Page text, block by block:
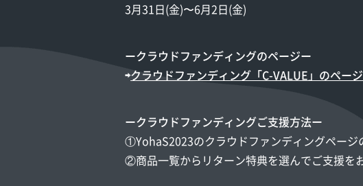
3月31日(金)〜6月2日(金)
ークラウドファンディングのページー
⇨クラウドファンディング「C-VALUE」のペー
ークラウドファンディングご支援方法ー
①YohaS2023のクラウドファンディングページ
②商品一覧からリターン特典を選んでご支援を